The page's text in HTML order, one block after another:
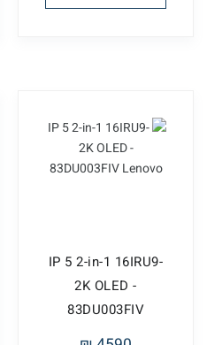
IP 5 2-in-1 16IRU9-
2K OLED -
83DU003FIV
Lenovo